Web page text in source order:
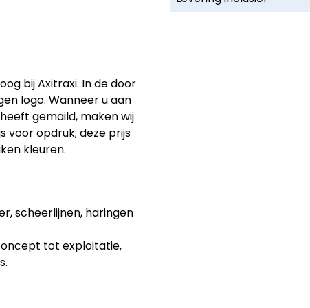
bij Axitraxi. In de door
logo. Wanneer u aan
gemaild, maken wij
voor opdruk; deze prijs
kleuren.
scheerlijnen, haringen
tot exploitatie,